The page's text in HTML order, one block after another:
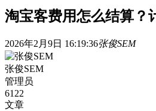
淘宝客费用怎么结算？
2026年2月9日 16:19:36张俊SEM
张俊SEM
管理员
6122
文章